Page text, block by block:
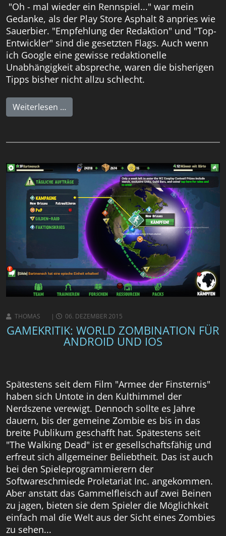
"Oh - mal wieder ein Rennspiel..." war mein
Gedanke, als der Play Store Asphalt 8 anpries wie
Sauerbier. "Empfehlung der Redaktion" und "Top-
Entwickler" sind die gesetzten Flags. Auch wenn
ich Google eine gewisse redaktionelle
Unabhängigkeit abspreche, waren die bisherigen
Tipps bisher nicht allzu schlecht.
Weiterlesen …
THOMAS 06. DEZEMBER 2015
GAMEKRITIK: WORLD ZOMBINATION FÜR
ANDROID UND IOS
Spätestens seit dem Film "Armee der Finsternis"
haben sich Untote in den Kulthimmel der
Nerdszene verewigt. Dennoch sollte es Jahre
dauern, bis der gemeine Zombie es bis in das
breite Publikum geschafft hat. Spätestens seit
"The Walking Dead" ist er gesellschaftsfähig und
erfreut sich allgemeiner Beliebtheit. Das ist auch
bei den Spieleprogrammierern der
Softwareschmiede Proletariat Inc. angekommen.
Aber anstatt das Gammelfleisch auf zwei Beinen
zu jagen, bieten sie dem Spieler die Möglichkeit
einfach mal die Welt aus der Sicht eines Zombies
zu sehen...